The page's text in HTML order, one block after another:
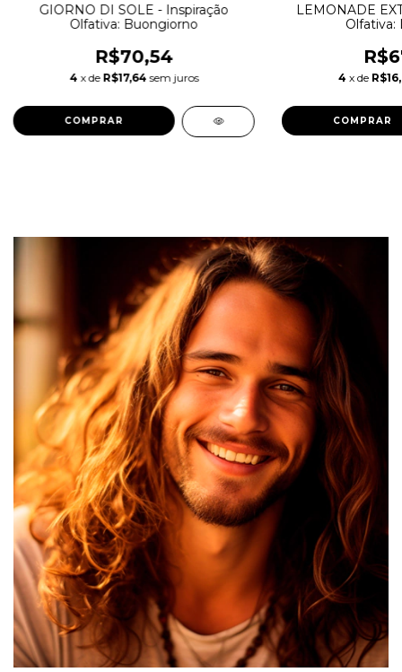
GIORNO DI SOLE - Inspiração
Olfativa: Buongiorno
R$70,54
4 x de R$17,64 sem juros
COMPRAR
LEMONADE
Olfativa:
4 x de
COMPRAR